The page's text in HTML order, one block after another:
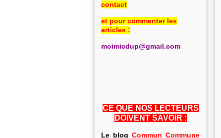
contact
et pour commenter les
articles :
moimicdup@gmail.com
CE QUE NOS LECTEURS
DOIVENT SAVOIR :
Le blog Commun Commune